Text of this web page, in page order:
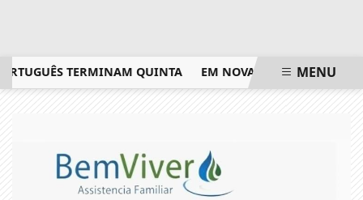
TERMINAM QUINTA EM NOVA REDUÇÃO, COPOM
MENU